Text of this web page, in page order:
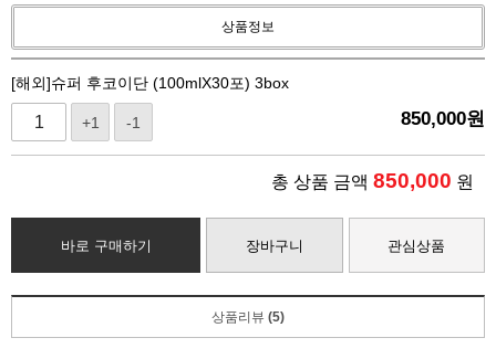
상품정보
[해외]슈퍼 후코이단 (100mlX30포) 3box
+1 -1 850,000원
총 상품 금액 850,000 원
바로 구매하기 장바구니 관심상품
상품리뷰 (5)